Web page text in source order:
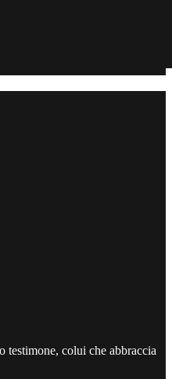
testimone, colui che abbraccia